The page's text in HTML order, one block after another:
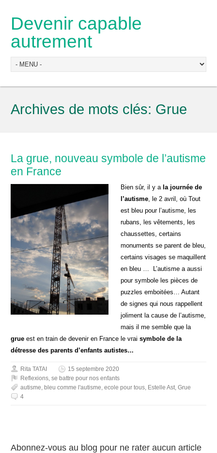
Devenir capable
autrement
Archives de mots clés: Grue
La grue, nouveau symbole de l’autisme
en France
Bien sûr, il y ala journée de
l’autisme, le 2 avril, où Tout
est bleu pour l’autisme, les
rubans, les vêtements, les
chaussettes, certains
monuments se parent de bleu,
certains visages se maquillent
en bleu … L’autisme a aussi
pour symbole les pièces de
puzzles emboitées… Autant
de signes qui nous rappellent
joliment la cause de l’autisme,
mais il me semble que la
grue est en train de devenir en France le vraisymbole de la
détresse des parents d’enfants autistes…
Rita TATAI
15 septembre 2020
Reflexions,se battre pour nos enfants
autisme, bleu comme l'autisme,ecole pour tous, Estelle Ast,Grue
4
Abonnez-vous au blog pour ne rater aucun article